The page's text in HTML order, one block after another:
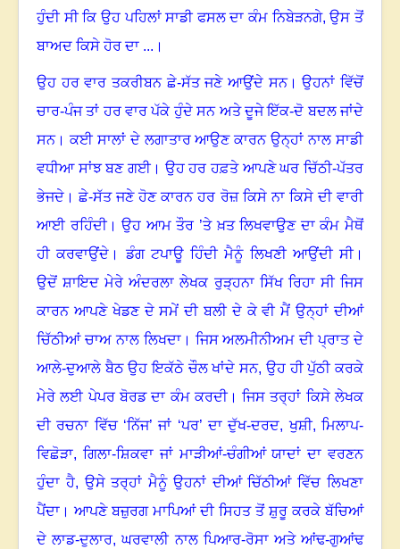
ਹੁੰਦੀ ਸੀ ਕਿ ਉਹ ਪਹਿਲਾਂ ਸਾਡੀ ਫਸਲ ਦਾ ਕੰਮ ਨਿਬੇੜਨਗੇ,ਉਸ ਤੋਂ
ਬਾਅਦ ਕਿਸੇ ਹੋਰ ਦਾ ... ।
ਉਹ ਹਰ ਵਾਰ ਤਕਰੀਬਨ ਛੇ-ਸੱਤ ਜਣੇ ਆਉਂਦੇ ਸਨ।ਉਹਨਾਂ ਵਿੱਚੋਂ
ਚਾਰ-ਪੰਜ ਤਾਂ ਹਰ ਵਾਰ ਪੱਕੇ ਹੁੰਦੇ ਸਨ ਅਤੇ ਦੂਜੇ ਇੱਕ-ਦੋ ਬਦਲ ਜਾਂਦੇ
ਸਨ।ਕਈ ਸਾਲਾਂ ਦੇ ਲਗਾਤਾਰ ਆਉਣ ਕਾਰਨ ਉਨ੍ਹਾਂ ਨਾਲ ਸਾਡੀ
ਵਧੀਆ ਸਾਂਝ ਬਣ ਗਈ। ਉਹ ਹਰ ਹਫ਼ਤੇ ਆਪਣੇ ਘਰ ਚਿੱਠੀ-ਪੱਤਰ
ਭੇਜਦੇ ।ਛੇ-ਸੱਤ ਜਣੇ ਹੋਣ ਕਾਰਨ ਹਰ ਰੋਜ਼ ਕਿਸੇ ਨਾ ਕਿਸੇ ਦੀ ਵਾਰੀ
ਆਈ ਰਹਿੰਦੀ।ਉਹ ਆਮ ਤੌਰ ’ਤੇ ਖ਼ਤ ਲਿਖਵਾਉਣ ਦਾ ਕੰਮ ਮੈਥੋਂ
ਹੀ ਕਰਵਾਉਂਦੇ ।ਡੰਗ ਟਪਾਊ ਹਿੰਦੀ ਮੈਨੂੰ ਲਿਖਣੀ ਆਉਂਦੀ ਸੀ।
ਉਦੋਂ ਸ਼ਾਇਦ ਮੇਰੇ ਅੰਦਰਲਾ ਲੇਖਕ ਰੁੜ੍ਹਨਾ ਸਿੱਖ ਰਿਹਾ ਸੀ ਜਿਸ
ਕਾਰਨ ਆਪਣੇ ਖੇਡਣ ਦੇ ਸਮੇਂ ਦੀ ਬਲੀ ਦੇ ਕੇ ਵੀ ਮੈਂ ਉਨ੍ਹਾਂ ਦੀਆਂ
ਚਿੱਠੀਆਂ ਚਾਅ ਨਾਲ ਲਿਖਦਾ। ਜਿਸ ਅਲਮੀਨੀਅਮ ਦੀ ਪ੍ਰਾਤ ਦੇ
ਆਲੇ-ਦੁਆਲੇ ਬੈਠ ਉਹ ਇਕੱਠੇ ਚੌਲ ਖਾਂਦੇ ਸਨ, ਉਹ ਹੀ ਪੁੱਠੀ ਕਰਕੇ
ਮੇਰੇ ਲਈ ਪੇਪਰ ਬੋਰਡ ਦਾ ਕੰਮ ਕਰਦੀ।ਜਿਸ ਤਰ੍ਹਾਂ ਕਿਸੇ ਲੇਖਕ
ਦੀ ਰਚਨਾ ਵਿੱਚ ‘ਨਿੱਜ’ਜਾਂ ‘ਪਰ’ਦਾ ਦੁੱਖ-ਦਰਦ,ਖੁਸ਼ੀ,ਮਿਲਾਪ-
ਵਿਛੋੜਾ, ਗਿਲਾ-ਸ਼ਿਕਵਾ ਜਾਂ ਮਾੜੀਆਂ-ਚੰਗੀਆਂ ਯਾਦਾਂ ਦਾ ਵਰਣਨ
ਹੁੰਦਾ ਹੈ, ਉਸੇ ਤਰ੍ਹਾਂ ਮੈਨੂੰ ਉਹਨਾਂ ਦੀਆਂ ਚਿੱਠੀਆਂ ਵਿੱਚ ਲਿਖਣਾ
ਪੈਂਦਾ । ਆਪਣੇ ਬਜ਼ੁਰਗ ਮਾਪਿਆਂ ਦੀ ਸਿਹਤ ਤੋਂ ਸ਼ੁਰੂ ਕਰਕੇ ਬੱਚਿਆਂ
ਦੇ ਲਾਡ-ਦੁਲਾਰ,ਘਰਵਾਲੀ ਨਾਲ ਪਿਆਰ-ਰੋਸਾ ਅਤੇ ਆਂਢ-ਗੁਆਂਢ